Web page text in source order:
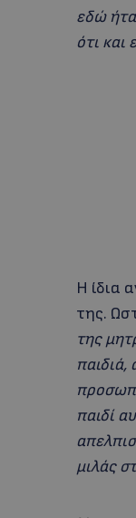
εδώ
ότι
Η ίδια
της.
της
παιδί
μιλάς